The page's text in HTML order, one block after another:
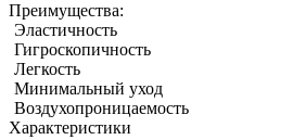
Преимущества:
Эластичность
Гигроскопичность
Легкость
Минимальный уход
Воздухопроницаемость
Характеристики